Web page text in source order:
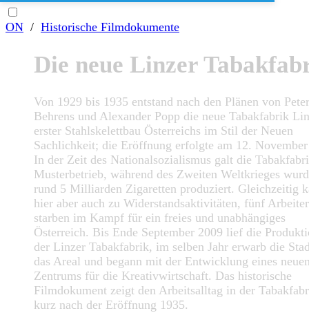
ON / Historische Filmdokumente
Die neue Linzer
Von 1929 bis 1935 entstand nach den Plänen von Peter
Behrens und Alexander Popp die neue Tabakfabrik
erster Stahlskelettbau Österreichs im Stil der Neuen
Sachlichkeit; die Eröffnung erfolgte am 12.
In der Zeit des Nationalsozialismus galt die
Musterbetrieb, während des Zweiten Weltkrieges
rund 5 Milliarden Zigaretten produziert. Gleichzeitig
hier aber auch zu Widerstandsaktivitäten, fünf Arbeiter
starben im Kampf für ein freies und unabhängiges
Österreich. Bis Ende September 2009 lief die
der Linzer Tabakfabrik, im selben Jahr erwarb die
das Areal und begann mit der Entwicklung eines
Zentrums für die Kreativwirtschaft. Das historische
Filmdokument zeigt den Arbeitsalltag in der
kurz nach der Eröffnung 1935.